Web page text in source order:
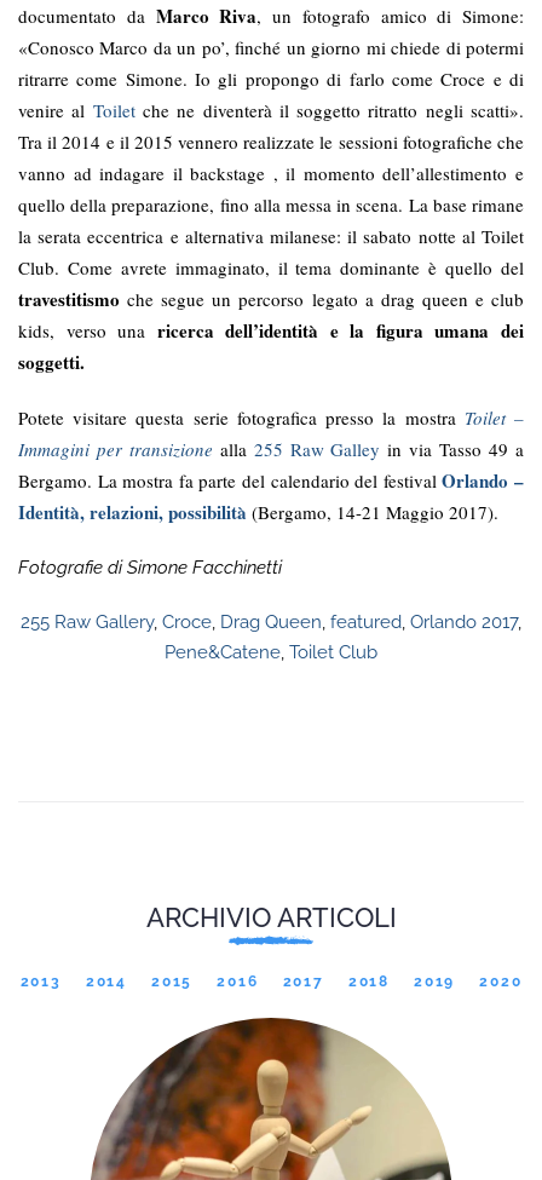
documentato da Marco Riva, un fotografo amico di Simone:
«Conosco Marco da un po’, finché un giorno mi chiede di potermi
ritrarre come Simone. Io gli propongo di farlo come Croce e di
venire al Toilet che ne diventerà il soggetto ritratto negli scatti».
Tra il 2014 e il 2015 vennero realizzate le sessioni fotografiche che
vanno ad indagare il backstage , il momento dell’allestimento e
quello della preparazione, fino alla messa in scena. La base rimane
la serata eccentrica e alternativa milanese: il sabato notte al Toilet
Club. Come avrete immaginato, il tema dominante è quello del
travestitismo che segue un percorso legato a drag queen e club
kids, verso una ricerca dell’identità e la figura umana dei
soggetti.
Potete visitare questa serie fotografica presso la mostra Toilet –
Immagini per transizione alla 255 Raw Galley in via Tasso 49 a
Bergamo. La mostra fa parte del calendario del festivalOrlando –
Identità, relazioni, possibilità (Bergamo, 14-21 Maggio 2017).
Fotografie di Simone Facchinetti
255 Raw Gallery, Croce, Drag Queen, featured, Orlando 2017,
Pene&Catene, Toilet Club
ARCHIVIO ARTICOLI
2013 2014 2015 2016 2017 2018 2019 2020